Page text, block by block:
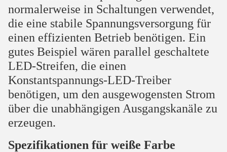
normalerweise in Schaltungen verwendet,
die eine stabile Spannungsversorgung für
einen effizienten Betrieb benötigen. Ein
gutes Beispiel wären parallel geschaltete
LED-Streifen, die einen
Konstantspannungs-LED-Treiber
benötigen, um den ausgewogensten Strom
über die unabhängigen Ausgangskanäle zu
erzeugen.
Spezifikationen für weiße Farbe